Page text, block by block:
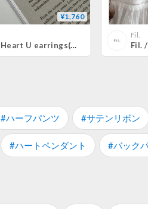
¥1,760
Fil. / Heart U earrings(即納)
Fil.
#ハーフパンツ #サテンリボン
#ハートペンダント #バック